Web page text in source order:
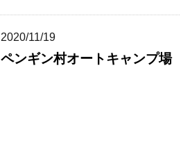
2020/11/19
ペンギン村オートキャンプ場